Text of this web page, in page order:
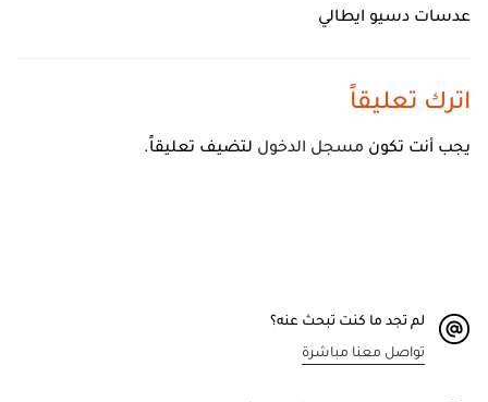
عدسات دسيو ايطالي
اترك تعليقاً
يجب أنت تكون مسجل الدخول لتضيف تعليقاً.
لم تجد ما كنت تبحث عنه؟
تواصل معنا مباشرة